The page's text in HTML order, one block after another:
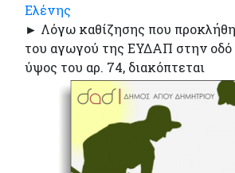
Ελένης
► Λόγω καθίζησης που
του αγωγού της ΕΥΔΑΠ στην οδό
ύψος του αρ. 74, διακόπτεται